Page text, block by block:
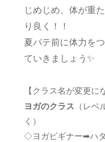
じめじめ、体が重
り良く！！
夏バテ前に体力を
ていきましょう✨
【クラス名が変更に
ヨガのクラス （レ
く）
◇ヨガビギナー➡ハ